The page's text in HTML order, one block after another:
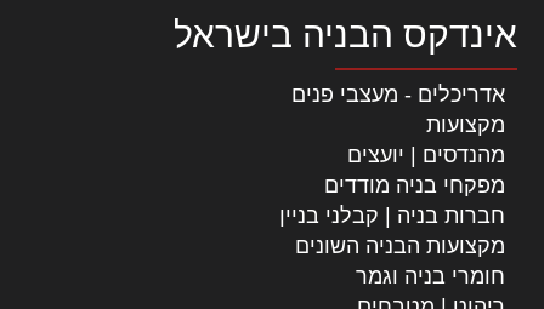
אינדקס הבניה בישראל
אדריכלים - מעצבי פנים
מקצועות
מהנדסים | יועצים
מפקחי בניה מודדים
חברות בניה | קבלני בניין
מקצועות הבניה השונים
חומרי בניה וגמר